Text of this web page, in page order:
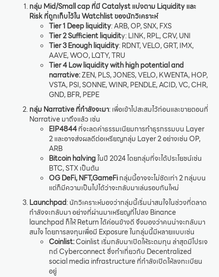
กลุ่ม Mid/Small cap ที่มี Catalyst แบ่งตาม Liquidity และ
Riskที่ถูกเก็บไว้ใน Watchlist ของนักวิเคราะห์
Tier 1 Deep liquidity: ARB, OP, SNX, FXS
Tier 2 Sufficient liquidity: LINK, RPL, CRV, UNI
Tier 3 Enough liquidity: RDNT, VELO, GRT, IMX,
AAVE, WOO, LQTY, TRU
Tier 4 Low liquidity with high potential and
narrative:ZEN, PLS, JONES, VELO, KWENTA, HOP,
VSTA, PSI, SONNE, WINR, PENDLE, ACID, VC, CHR,
GND, BFR, PEPE
กลุ่ม Narrative ที่กำลังจะมา: เพื่อเข้าไปสะสมไว้ก่อนและขายตอนที่
Narrative มาถึงแล้ว เช่น
EIP4844ที่จะลดค่าธรรมเนียมการทำธุรกรรมบน Layer
2 และอาจส่งผลดีต่อเหรียญกลุ่ม Layer 2 อย่างเช่น OP,
ARB
Bitcoin halvingในปี 2024 โดยกลุ่มที่จะได้ประโยชน์เช่น
BTC, STX เป็นต้น
OG DeFi, NFT,GameFiกลุ่มนี้อาจจะไม่ชัดเท่า 2 กลุ่มบน
แต่ก็มีความเป็นไปได้ว่าจะกลับมาเล่นรอบกันใหม่
Launchpad: นักวิเคราะห์มองว่ากลุ่มนี้เริ่มน่าสนใจในช่วงที่ตลาด
กำลังจะกลับมา อย่างที่ผ่านมาเหรียญที่ไปลง Binance
launchpad ก็ให้ Return ได้ค่อนข้างดี จึงมองว่าคนน่าจะกลับมา
สนใจ โดยการลงทุนเพื่อมี Exposure ในกลุ่มนี้มีหลายแบบเช่น
Coinlist:Coinlist เริ่มกลับมาเปิดให้ระดมทุน ล่าสุดมีโปรเจ
กต์ Cyberconnect ซึ่งทำเกี่ยวกับ Decentralized
social media infrastructure ที่กำลังเปิดให้ลงทะเบียน
อยู่